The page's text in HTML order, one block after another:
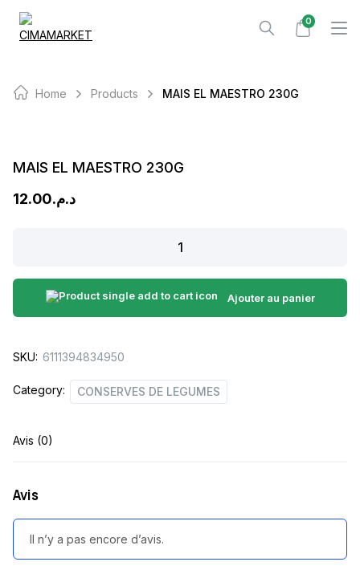
Skip
0
Home Products MAIS EL MAESTRO 230G
MAIS EL MAESTRO 230G
د.م.12.00
MAESTRO
quantity
Ajouter au panier
SKU: 6111394834950
Category: CONSERVES DE LEGUMES
Avis (0)
Avis
Il n’y a pas encore d’avis.